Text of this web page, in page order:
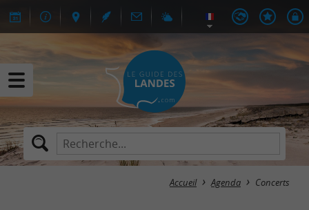
Accueil Agenda Concerts